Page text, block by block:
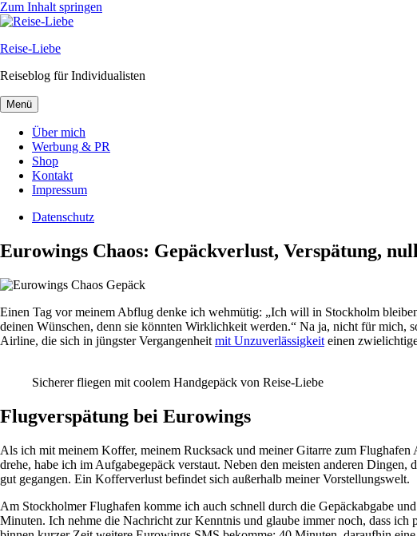
Zum Inhalt springen
Reise-Liebe
Reiseblog für Individualisten
Menü
Über mich
Werbung & PR
Shop
Kontakt
Impressum
Datenschutz
Eurowings Chaos: Gepäckverlust, Verspätung,
Einen Tag vor meinem Abflug denke ich wehmütig: „Ich will in Stockholm
deinen Wünschen, denn sie könnten Wirklichkeit werden.“ Na ja, nicht für mich,
Airline, die sich in jüngster Vergangenheit mit Unzuverlässigkeit einen
Sicherer fliegen mit coolem Handgepäck von Reise-Liebe
Flugverspätung bei Eurowings
Als ich mit meinem Koffer, meinem Rucksack und meiner Gitarre zum
drehe, habe ich im Aufgabegepäck verstaut. Neben den meisten anderen Dingen,
gut gegangen. Ein Kofferverlust befindet sich außerhalb meiner Vorstellungswelt.
Am Stockholmer Flughafen komme ich auch schnell durch die Gepäckabgabe
Minuten. Ich nehme die Nachricht zur Kenntnis und glaube immer noch, dass